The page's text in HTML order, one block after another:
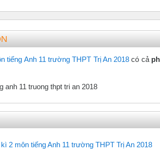
đề
tiếng Anh 11 trường THPT Trị An 2018 có cả
2 môn tiếng Anh 11 trường THPT Trị An 2018
Trắc